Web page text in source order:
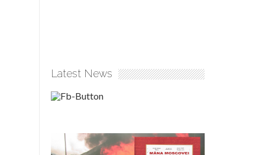
Latest News